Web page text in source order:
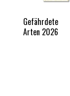
Gefährdete
Arten 2026